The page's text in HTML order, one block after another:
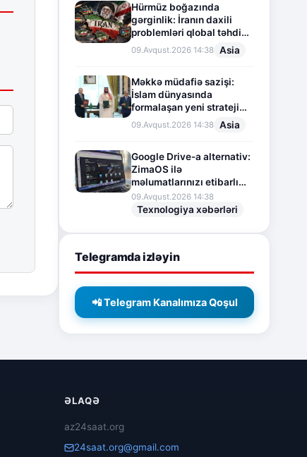
Hürmüz boğazında
gərginlik: İranın daxili
problemləri qlobal təhdidə
çevrilir
09.Avqust.2026 14:38 Asia
Məkkə müdafiə sazişi:
İslam dünyasında
formalaşan yeni strateji
tarazlıq
09.Avqust.2026 14:38 Asia
Google Drive-a alternativ:
ZimaOS ilə
məlumatlarınızı etibarlı
şəkildə qoruyun
09.Avqust.2026 14:38
Texnologiya xəbərləri
Telegramda izləyin
📲 Telegram Kanalımıza Qoşul
ƏLAQƏ
az24saat.org
24saat.org@gmail.com